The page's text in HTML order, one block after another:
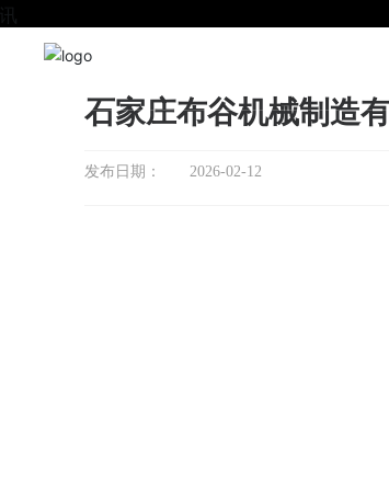
石家庄布谷机械制造
发布日期： 2026-02-12